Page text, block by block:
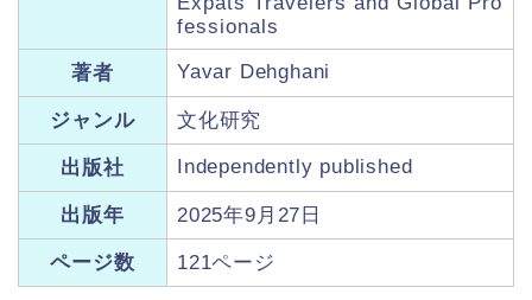
fessionals
著者 Yavar Dehghani
ジャンル 文化研究
出版社 Independently published
出版年 2025年9月27日
ページ数 121ページ